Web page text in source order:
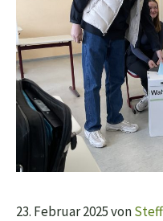
23. Februar 2025von